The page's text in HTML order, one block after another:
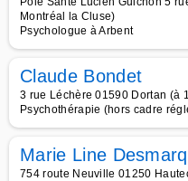
Montréal la Cluse)
Psychologue à Arbent
Claude Bondet
3 rue Léchère 01590 Dortan (à
Psychothérapie (hors cadre
Marie Line
754 route Neuville 01250